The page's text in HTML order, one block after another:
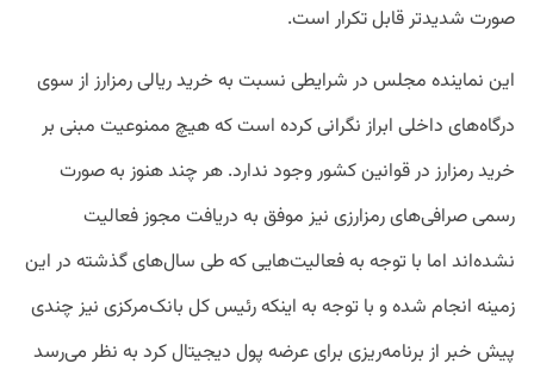
صورت شدیدتر قابل تکرار است.
این نماینده مجلس در شرایطی نسبت به خرید ریالی رمزارز از سوی
درگاه‌های داخلی ابراز نگرانی کرده است که هیچ ممنوعیت مبنی بر
خرید رمزارز در قوانین کشور وجود ندارد. هر چند هنوز به صورت
رسمی صرافی‌های رمزارزی نیز موفق به دریافت مجوز فعالیت
نشده‌اند اما با توجه به فعالیت‌هایی که طی سال‌های گذشته در این
زمینه انجام شده و با توجه به اینکه رئیس کل بانک‌مرکزی نیز چندی
پیش خبر از برنامه‌ریزی برای عرضه پول دیجیتال کرد به نظر می‌رسد